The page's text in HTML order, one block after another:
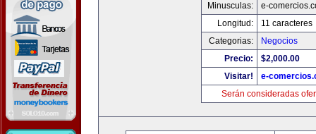
Minusculas:
e-
Longitud:
11 caracteres
Categorias:
Negocios
Precio:
$2,000.00
Visitar!
e-
Serán consideradas